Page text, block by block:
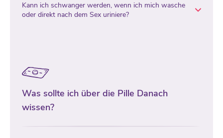
Kann ich schwanger werden, wenn ich mich wasche
oder direkt nach dem Sex uriniere?
Was sollte ich über die Pille Danach
wissen?